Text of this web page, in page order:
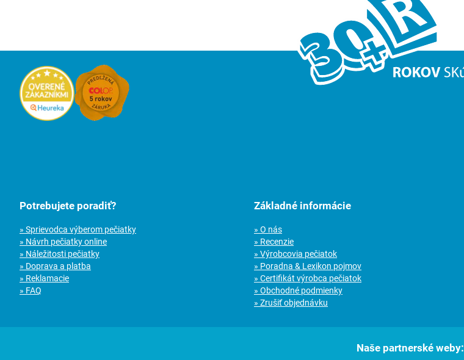
Potrebujete poradiť?
» Sprievodca výberom pečiatky
» Návrh pečiatky online
» Náležitosti pečiatky
» Doprava a platba
» Reklamacie
» FAQ
Základné informácie
» O nás
» Recenzie
» Výrobcovia pečiatok
» Poradna & Lexikon pojmov
» Certifikát výrobca pečiatok
» Obchodné podmienky
» Zrušiť objednávku
Naše partnerské weby: